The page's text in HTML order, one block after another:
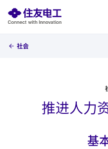
社会
推进人力
基